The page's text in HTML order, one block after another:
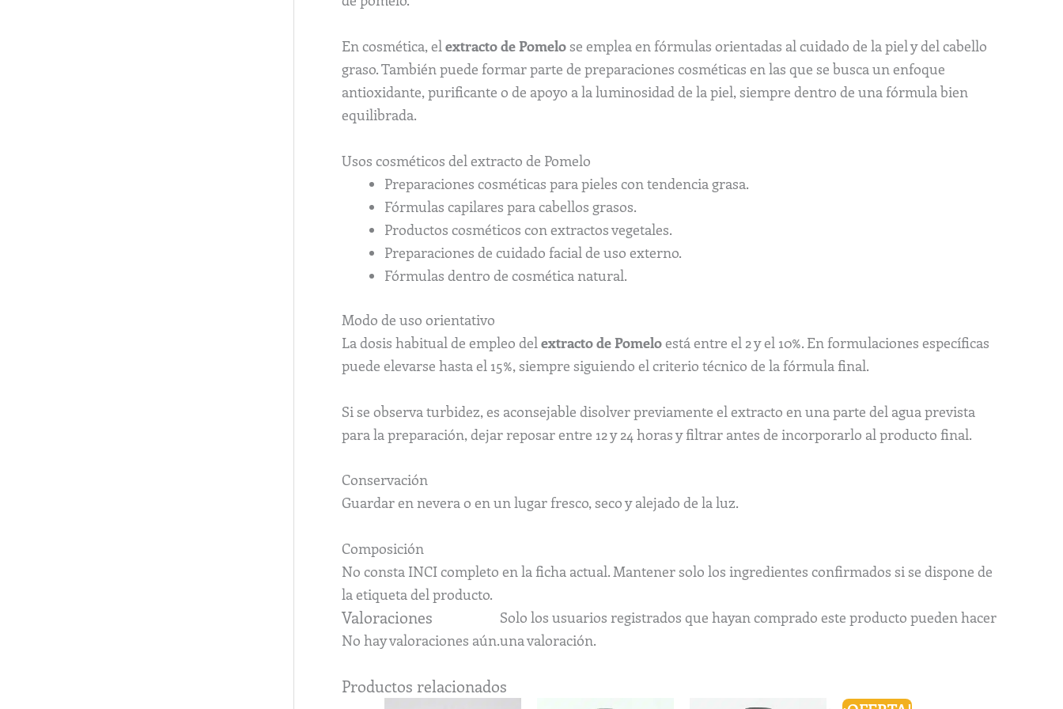
En cosmética, elextracto de Pomelose emplea en fórmulas orientadas al cuidado de la piel y del cabello
graso. También puede formar parte de preparaciones cosméticas en las que se busca un enfoque
antioxidante, purificante o de apoyo a la luminosidad de la piel, siempre dentro de una fórmula bien
equilibrada.
Usos cosméticos del extracto de Pomelo
Preparaciones cosméticas para pieles con tendencia grasa.
Fórmulas capilares para cabellos grasos.
Productos cosméticos con extractos vegetales.
Preparaciones de cuidado facial de uso externo.
Fórmulas dentro de cosmética natural.
Modo de uso orientativo
La dosis habitual de empleo del extracto de Pomeloestá entre el 2 y el 10%. En formulaciones específicas
puede elevarse hasta el 15%, siempre siguiendo el criterio técnico de la fórmula final.
Si se observa turbidez, es aconsejable disolver previamente el extracto en una parte del agua prevista
para la preparación, dejar reposar entre 12 y 24 horas y filtrar antes de incorporarlo al producto final.
Conservación
Guardar en nevera o en un lugar fresco, seco y alejado de la luz.
Composición
No consta INCI completo en la ficha actual. Mantener solo los ingredientes confirmados si se dispone de
la etiqueta del producto.
Valoraciones
No hay valoraciones aún.
Solo los usuarios registrados que hayan comprado este producto pueden hacer
una valoración.
Productos relacionados
Rango